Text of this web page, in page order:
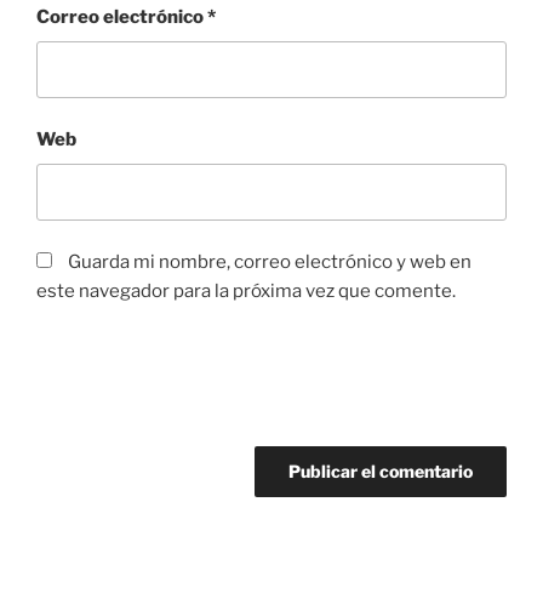
Correo electrónico*
Web
Guarda mi nombre, correo electrónico y web en
este navegador para la próxima vez que comente.